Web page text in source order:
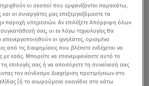
οι σκοποί που εμφανίζονται παρακάτω,
και οι συνεργάτες μας επεξεργαζόμαστε τα
παροχή υπηρεσιών. Αν επιλέξετε Απόρριψη όλων
σας, οι εν λόγω τεχνολογίες θα
οι ιχνηλάτες, ορισμένο
από τις διαφημίσεις που βλέπετε ενδέχεται να
με εσάς. Μπορείτε να επανεμφανίσετε αυτό το
επιλογές σας ή να αποσύρετε τη συναίνεσή σας
τον σύνδεσμο Διαχείριση προτιμήσεων στο
[ή το αιωρούμενο εικονίδιο στο κάτω